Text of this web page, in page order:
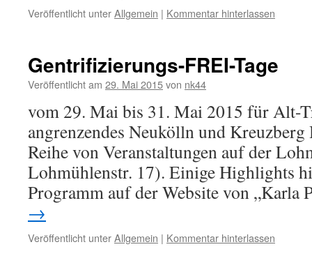
Veröffentlicht unterAllgemein | Kommentar hinterlassen
Gentrifizierungs-FREI-Tage
Veröffentlicht am 29. Mai 2015von nk44
vom 29. Mai bis 31. Mai 2015 für Alt-
angrenzendes Neukölln und Kreuzberg
Reihe von Veranstaltungen auf der
Lohmühlenstr. 17). Einige Highlights
Programm auf der Website von
→
Veröffentlicht unterAllgemein | Kommentar hinterlassen